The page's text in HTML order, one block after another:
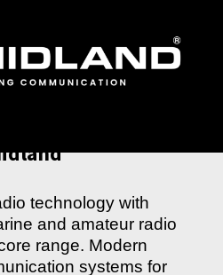
technology with
and amateur radio
range. Modern
systems for